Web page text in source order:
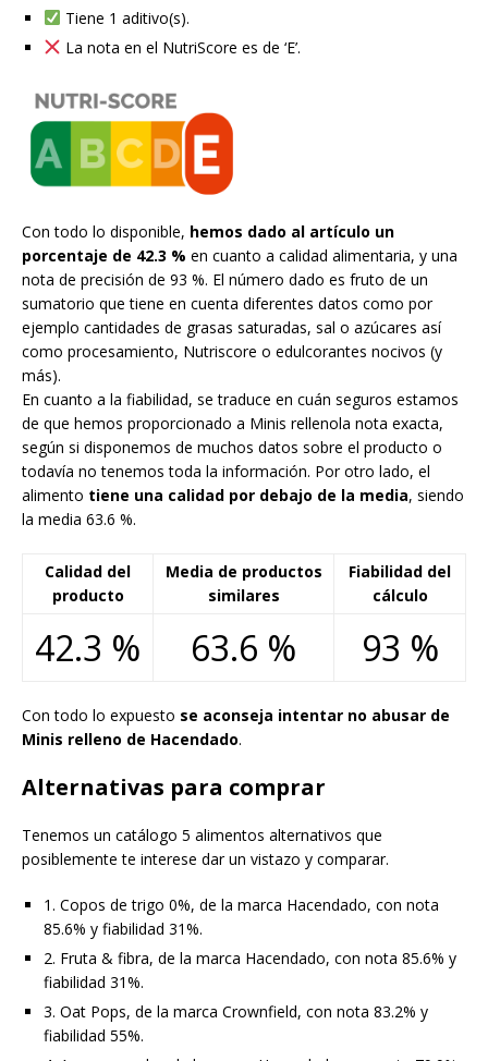
Tiene 1 aditivo(s).
La nota en el NutriScore es de ‘E’.
Con todo lo disponible, hemos dado al artículo un
porcentaje de 42.3 % en cuanto a calidad alimentaria, y una
nota de precisión de 93 %. El número dado es fruto de un
sumatorio que tiene en cuenta diferentes datos como por
ejemplo cantidades de grasas saturadas, sal o azúcares así
como procesamiento, Nutriscore o edulcorantes nocivos (y
más).
En cuanto a la fiabilidad, se traduce en cuán seguros estamos
de que hemos proporcionado a Minis rellenola nota exacta,
según si disponemos de muchos datos sobre el producto o
todavía no tenemos toda la información. Por otro lado, el
alimento tiene una calidad por debajo de la media, siendo
la media 63.6 %.
Calidad del
producto
Media de productos
similares
Fiabilidad del
cálculo
42.3 % 63.6 % 93 %
Con todo lo expuesto se aconseja intentar no abusar de
Minis relleno de Hacendado.
Alternativas para comprar
Tenemos un catálogo 5 alimentos alternativos que
posiblemente te interese dar un vistazo y comparar.
1. Copos de trigo 0%, de la marca Hacendado, con nota
85.6% y fiabilidad 31%.
2. Fruta & fibra, de la marca Hacendado, con nota 85.6% y
fiabilidad 31%.
3. Oat Pops, de la marca Crownfield, con nota 83.2% y
fiabilidad 55%.